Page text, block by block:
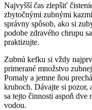
Najvyšší čas zlepšiť
zbytočnými zubnými
správny spôsob, ako si
podobe zdravého chrupu
praktizujte.
Zubnú kefku si vždy
primerané množstvo
Pomaly a jemne ňou
kruhoch. Dávajte si pozor,
sa tejto činnosti aspoň
vodou.